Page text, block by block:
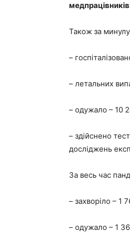
Також за
–
– летальних
– одужало – 10
– здійснено
досліджень
За весь час
– захворіло – 1
– одужало – 1